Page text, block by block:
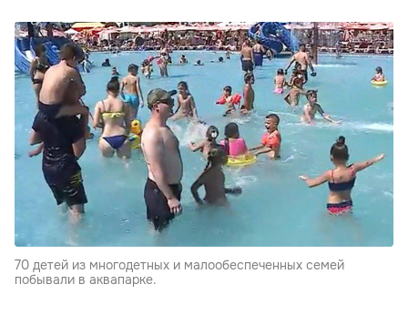
70 детей из многодетных и малообеспеченных семей
побывали в аквапарке.